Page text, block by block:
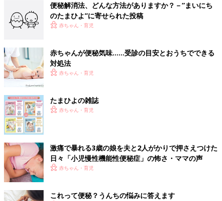
便秘解消法、どんな方法がありますか？－”まいにち
のたまひよ”に寄せられた投稿
赤ちゃん・育児
赤ちゃんが便秘気味……受診の目安とおうちでできる
対処法
赤ちゃん・育児
たまひよの雑誌
赤ちゃん・育児
激痛で暴れる3歳の娘を夫と2人がかりで押さえつけた
日々「小児慢性機能性便秘症」の怖さ・ママの声
赤ちゃん・育児
これって便秘？うんちの悩みに答えます